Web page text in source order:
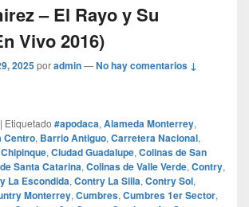
– El Rayo y Su
Vivo 2016)
2025poradmin—No hay comentarios ↓
| Etiquetado #apodaca, Alameda Monterrey,
Centro, Barrio Antiguo, Carretera Nacional,
Chipinque, Ciudad Guadalupe, Colinas de San
Santa Catarina, Colinas de Valle Verde, Contry,
La Escondida, Contry La Silla, Contry Sol,
Monterrey, Cumbres, Cumbres 1er Sector,